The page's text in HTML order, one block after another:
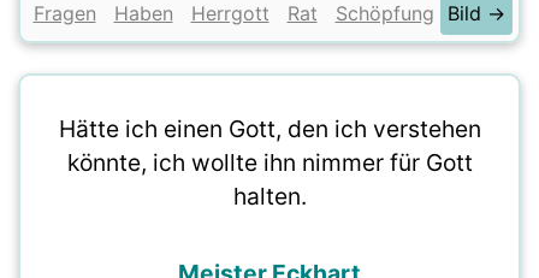
Fragen Haben Herrgott Rat Schöpfung Bild →
Hätte ich einen Gott, den ich verstehen
könnte, ich wollte ihn nimmer für Gott
halten.